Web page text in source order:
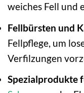
weiches Fell und
Fellbürsten und
Fellpflege, um
Verfilzungen
Spezialprodukte